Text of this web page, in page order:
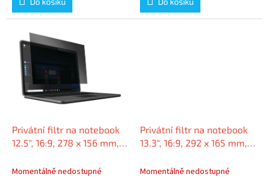
Privátní filtr na notebook
12.5", 16:9, 278 x 156 mm,
Momentálně nedostupné
Privátní filtr na notebook
13.3", 16:9, 292 x 165 mm,
Momentálně nedostupné